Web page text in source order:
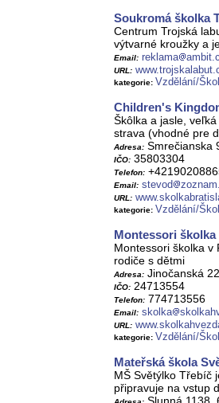
Soukromá školka
Centrum Trojská
výtvarné kroužky a
Email: reklama
URL:
kategorie: Vzdělání/
Children's
Škôlka a jasle,
strava (vhodné pre
Adresa: Smrečianska
IČO: 35803304
Telefon:
Email: stevod
URL:
kategorie: Vzdělání/
Montessori školka
Montessori školka
rodiče s dětmi
Adresa: Jinočanská
IČO: 24713554
Telefon: 774713556
Email: skolka
URL:
kategorie: Vzdělání/
Mateřská škola
MŠ Světýlko Třebíč
připravuje na vstup